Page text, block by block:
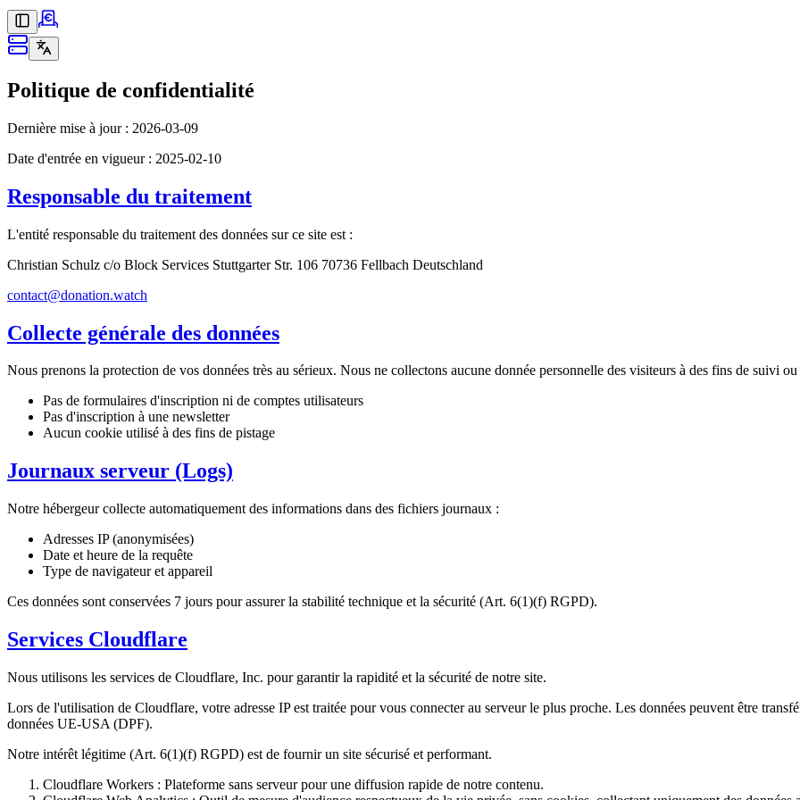
Politique de confidentialité
Dernière mise à jour : 2026-03-09
Date d'entrée en vigueur : 2025-02-10
Responsable du traitement
L'entité responsable du traitement des données sur ce site est :
Christian Schulz c/o Block Services Stuttgarter Str. 106 70736 Fellbach Deutschland
contact@donation.watch
Collecte générale des données
Nous prenons la protection de vos données très au sérieux. Nous ne collectons aucune donnée personnelle des visiteurs à des fins de suivi
Pas de formulaires d'inscription ni de comptes utilisateurs
Pas d'inscription à une newsletter
Aucun cookie utilisé à des fins de pistage
Journaux serveur (Logs)
Notre hébergeur collecte automatiquement des informations dans des fichiers journaux :
Adresses IP (anonymisées)
Date et heure de la requête
Type de navigateur et appareil
Ces données sont conservées 7 jours pour assurer la stabilité technique et la sécurité (Art. 6(1)(f) RGPD).
Services Cloudflare
Nous utilisons les services de Cloudflare, Inc. pour garantir la rapidité et la sécurité de notre site.
Lors de l'utilisation de Cloudflare, votre adresse IP est traitée pour vous connecter au serveur le plus proche. Les données peuvent être
données UE-USA (DPF).
Notre intérêt légitime (Art. 6(1)(f) RGPD) est de fournir un site sécurisé et performant.
Cloudflare Workers : Plateforme sans serveur pour une diffusion rapide de notre contenu.